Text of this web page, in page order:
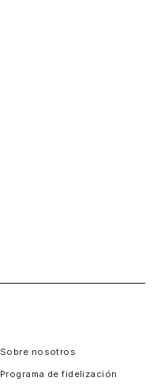
Sobre nosotros
Programa de fidelización